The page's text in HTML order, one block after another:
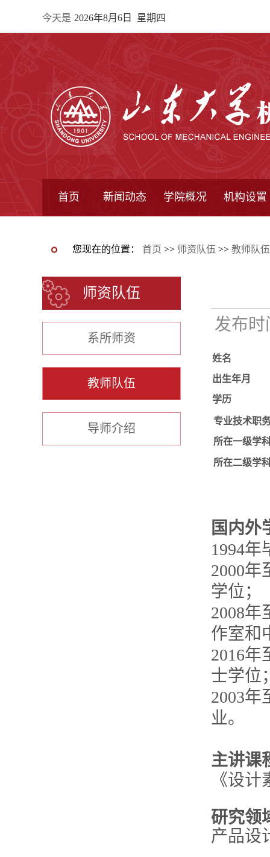
今天是 2026年8月6日 星期四
首页 新闻动态 学院概况 机构设置
您现在的位置： 首页 >> 师资队伍 >> 教师队伍
师资队伍
系所师资
教师队伍
导师介绍
发布
姓名
出生年月
学历
专业技术职
所在一级学
所在二级学
国内外
1994
2000年
学位；
2008年
作室和
2016年
士学位
2003年
业。
主讲课
《设
研究领
产品设